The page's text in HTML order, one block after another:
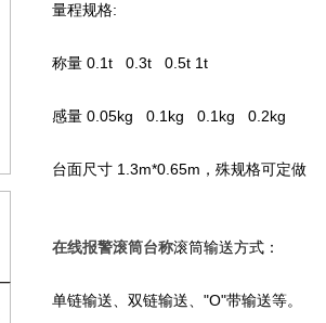
量程规格:
称量 0.1t 0.3t 0.5t 1t
感量 0.05kg 0.1kg 0.1kg 0.2kg
台面尺寸 1.3m*0.65m ，殊规格可定做
在线报警滚筒台称滚筒输送方式：
单链输送、双链输送、 "O"带输送等。